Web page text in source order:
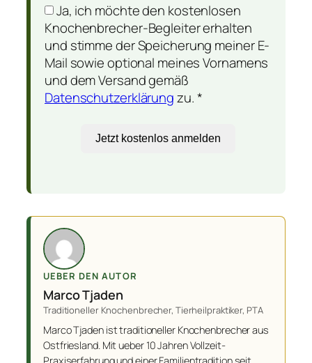
Ja, ich möchte den kostenlosen
Knochenbrecher-Begleiter erhalten
und stimme der Speicherung meiner E-
Mail sowie optional meines Vornamens
und dem Versand gemäß
Datenschutzerklärungzu. *
Jetzt kostenlos anmelden
UEBER DEN AUTOR
Marco Tjaden
Traditioneller Knochenbrecher, Tierheilpraktiker, PTA
Marco Tjaden ist traditioneller Knochenbrecher aus
Ostfriesland. Mit ueber 10 Jahren Vollzeit-